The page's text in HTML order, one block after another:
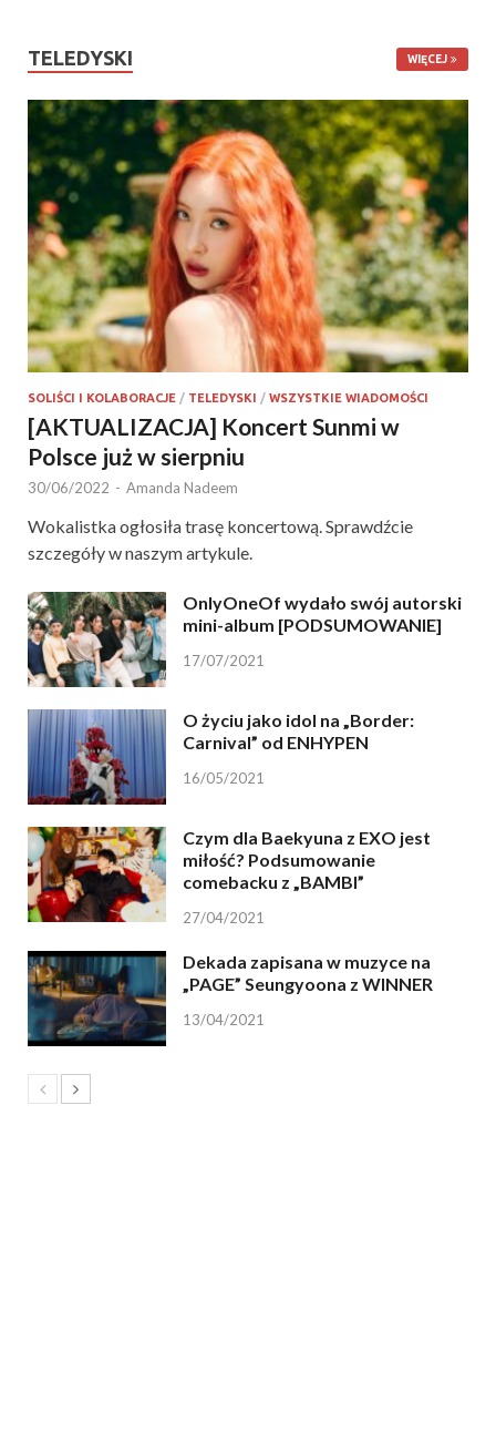
TELEDYSKI WIĘCEJ
SOLIŚCI I KOLABORACJE / TELEDYSKI / WSZYSTKIE WIADOMOŚCI
[AKTUALIZACJA] Koncert Sunmi w
Polsce już w sierpniu
30/06/2022 - Amanda Nadeem
Wokalistka ogłosiła trasę koncertową. Sprawdźcie
szczegóły w naszym artykule.
OnlyOneOf wydało swój autorski
mini-album [PODSUMOWANIE]
17/07/2021
O życiu jako idol na „Border:
Carnival” od ENHYPEN
16/05/2021
Czym dla Baekyuna z EXO jest
miłość? Podsumowanie
comebacku z „BAMBI”
27/04/2021
Dekada zapisana w muzyce na
„PAGE” Seungyoona z WINNER
13/04/2021